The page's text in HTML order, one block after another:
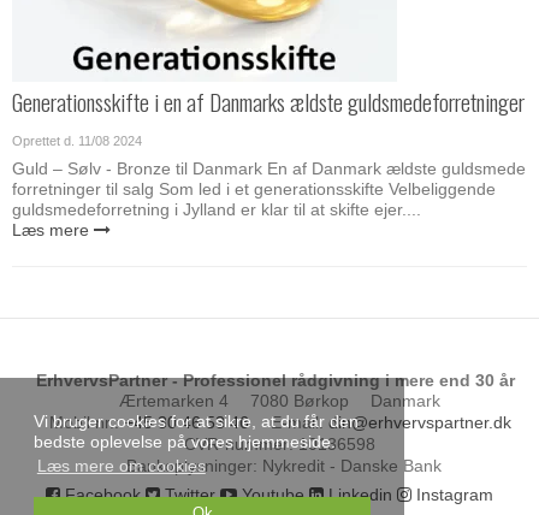
Vi bruger cookies for at sikre, at du får den
bedste oplevelse på vores hjemmeside.
Læs mere om cookies
Generationsskifte i en af Danmarks ældste guldsmedeforretninger
Oprettet d. 11/08 2024
Guld – Sølv - Bronze til Danmark En af Danmark ældste guldsmede
forretninger til salg Som led i et generationsskifte Velbeliggende
guldsmedeforretning i Jylland er klar til at skifte ejer....
Læs mere
ErhvervsPartner - Professionel rådgivning i mere end 30 år
Ærtemarken 4
7080 Børkop
Danmark
Mobil nr.: +45 30 46 53 46 E-mail: din@erhvervspartner.dk
CVR-nummer:10136598
Bankoplysninger: Nykredit - Danske Bank
Facebook
Twitter Youtube Linkedin Instagram